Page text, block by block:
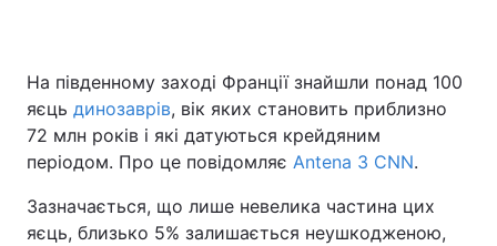
Головна Війна
Україна Політика
Спорт Наука
На південному заході Франції знайшли понад 100
яєць динозаврів, вік яких становить приблизно
72 млн років і які датуються крейдяним
періодом. Про це повідомляє Antena 3 CNN.
Зазначається, що лише невелика частина цих
яєць, близько 5% залишається неушкодженою,